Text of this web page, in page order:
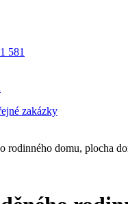
581
rodinného domu, plocha